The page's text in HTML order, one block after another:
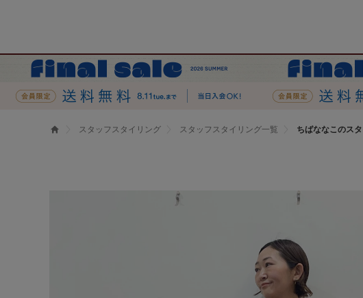
スタッフスタイリング スタッフスタイリング一覧 ちばななこのス